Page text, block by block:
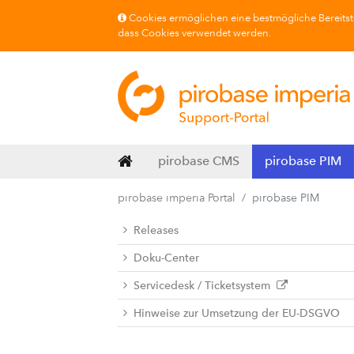
Cookies ermöglichen eine bestmögliche
dass Cookies verwendet werden.
pirobase CMS pirobase PIM
pirobase imperia Portal pirobase PIM
Releases
Doku-Center
Servicedesk / Ticketsystem
Hinweise zur Umsetzung der EU-DSGVO